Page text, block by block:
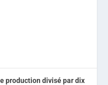
production divisé par dix